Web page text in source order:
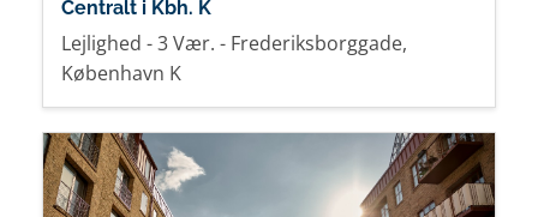
Centralt i Kbh. K
Lejlighed - 3 Vær. - Frederiksborggade,
København K